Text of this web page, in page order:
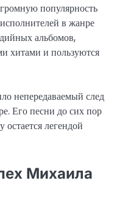
популярность
в жанре
альбомов,
хитами и пользуются
непередаваемый след
Его песни до сих пор
легендой
Михаила